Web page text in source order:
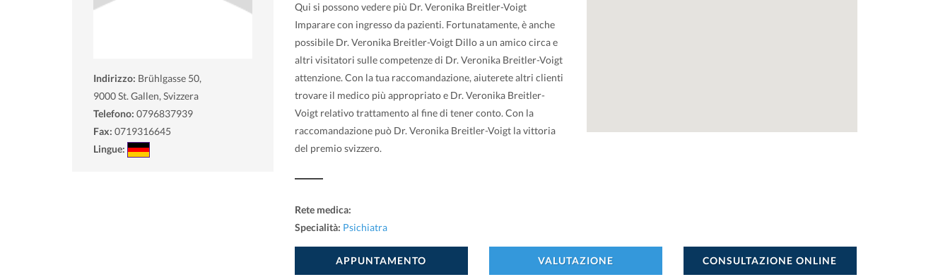
Indirizzo: Brühlgasse 50,
9000St. Gallen, Svizzera
Telefono: 0796837939
Fax: 0719316645
Lingue:
Qui si possono vedere più Dr. Veronika Breitler-Voigt
Imparare con ingresso da pazienti. Fortunatamente, è anche
possibile Dr. Veronika Breitler-Voigt Dillo a un amico circa e
altri visitatori sulle competenze di Dr. Veronika Breitler-Voigt
attenzione. Con la tua raccomandazione, aiuterete altri clienti
trovare il medico più appropriato e Dr. Veronika Breitler-
Voigt relativo trattamento al fine di tener conto. Con la
raccomandazione può Dr. Veronika Breitler-Voigt la vittoria
del premio svizzero.
Rete medica:
Specialità: Psichiatra
APPUNTAMENTO VALUTAZIONE CONSULTAZIONE ONLINE